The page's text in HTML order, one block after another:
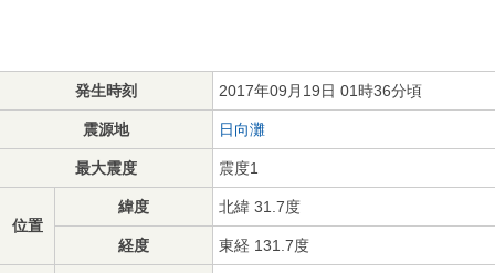
発生時刻 2017年09月19日 01時36分頃
震源地 日向灘
最大震度 震度1
位置
緯度 北緯 31.7度
経度 東経 131.7度